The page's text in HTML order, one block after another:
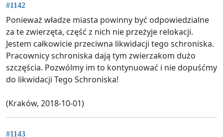
#1142
Ponieważ władze miasta powinny być odpowiedzialne
za te zwierzęta, część z nich nie przeżyje relokacji.
Jestem całkowicie przeciwna likwidacji tego schroniska.
Pracownicy schroniska dają tym zwierzakom dużo
szczęścia. Pozwólmy im to kontynuować i nie dopuśćmy
do likwidacji Tego Schroniska!
(Kraków, 2018-10-01)
#1143